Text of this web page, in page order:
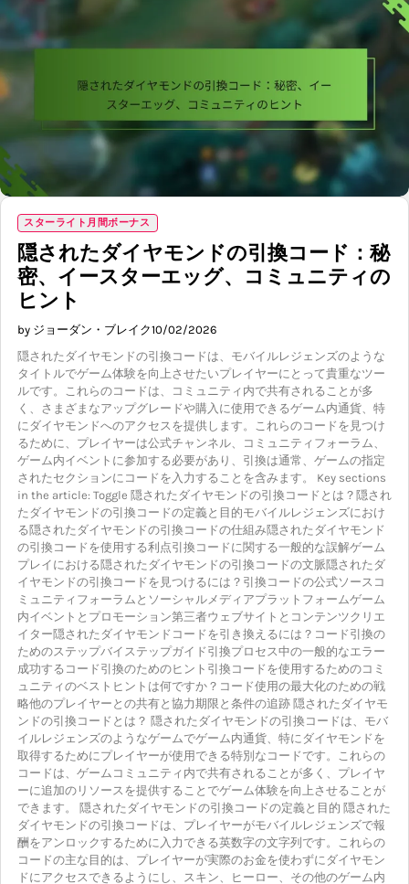
スターライト月間ボーナス
隠されたダイヤモンドの引換コード：秘
密、イースターエッグ、コミュニティの
ヒント
by ジョーダン・ブレイク10/02/2026
隠されたダイヤモンドの引換コードは、モバイルレジェンズのような
タイトルでゲーム体験を向上させたいプレイヤーにとって貴重なツー
ルです。これらのコードは、コミュニティ内で共有されることが多
く、さまざまなアップグレードや購入に使用できるゲーム内通貨、特
にダイヤモンドへのアクセスを提供します。これらのコードを見つけ
るために、プレイヤーは公式チャンネル、コミュニティフォーラム、
ゲーム内イベントに参加する必要があり、引換は通常、ゲームの指定
されたセクションにコードを入力することを含みます。 Key sections
in the article: Toggle 隠されたダイヤモンドの引換コードとは？隠され
たダイヤモンドの引換コードの定義と目的モバイルレジェンズにおけ
る隠されたダイヤモンドの引換コードの仕組み隠されたダイヤモンド
の引換コードを使用する利点引換コードに関する一般的な誤解ゲーム
プレイにおける隠されたダイヤモンドの引換コードの文脈隠されたダ
イヤモンドの引換コードを見つけるには？引換コードの公式ソースコ
ミュニティフォーラムとソーシャルメディアプラットフォームゲーム
内イベントとプロモーション第三者ウェブサイトとコンテンツクリエ
イター隠されたダイヤモンドコードを引き換えるには？コード引換の
ためのステップバイステップガイド引換プロセス中の一般的なエラー
成功するコード引換のためのヒント引換コードを使用するためのコミ
ュニティのベストヒントは何ですか？コード使用の最大化のための戦
略他のプレイヤーとの共有と協力期限と条件の追跡 隠されたダイヤモ
ンドの引換コードとは？ 隠されたダイヤモンドの引換コードは、モバ
イルレジェンズのようなゲームでゲーム内通貨、特にダイヤモンドを
取得するためにプレイヤーが使用できる特別なコードです。これらの
コードは、ゲームコミュニティ内で共有されることが多く、プレイヤ
ーに追加のリソースを提供することでゲーム体験を向上させることが
できます。 隠されたダイヤモンドの引換コードの定義と目的 隠された
ダイヤモンドの引換コードは、プレイヤーがモバイルレジェンズで報
酬をアンロックするために入力できる英数字の文字列です。これらの
コードの主な目的は、プレイヤーが実際のお金を使わずにダイヤモン
ドにアクセスできるようにし、スキン、ヒーロー、その他のゲーム内